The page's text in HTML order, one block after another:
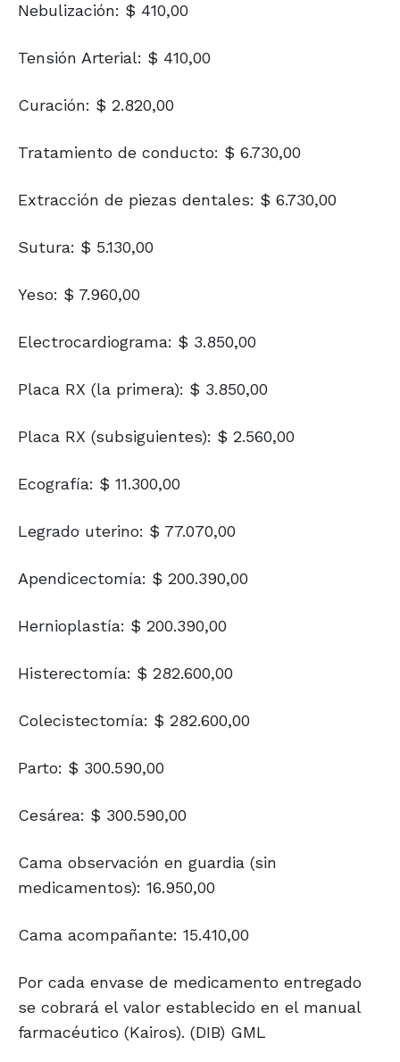
Nebulización: $ 410,00
Tensión Arterial: $ 410,00
Curación: $ 2.820,00
Tratamiento de conducto: $ 6.730,00
Extracción de piezas dentales: $ 6.730,00
Sutura: $ 5.130,00
Yeso: $ 7.960,00
Electrocardiograma: $ 3.850,00
Placa RX (la primera): $ 3.850,00
Placa RX (subsiguientes): $ 2.560,00
Ecografía: $ 11.300,00
Legrado uterino: $ 77.070,00
Apendicectomía: $ 200.390,00
Hernioplastía: $ 200.390,00
Histerectomía: $ 282.600,00
Colecistectomía: $ 282.600,00
Parto: $ 300.590,00
Cesárea: $ 300.590,00
Cama observación en guardia (sin
medicamentos): 16.950,00
Cama acompañante: 15.410,00
Por cada envase de medicamento entregado
se cobrará el valor establecido en el manual
farmacéutico (Kairos). (DIB) GML